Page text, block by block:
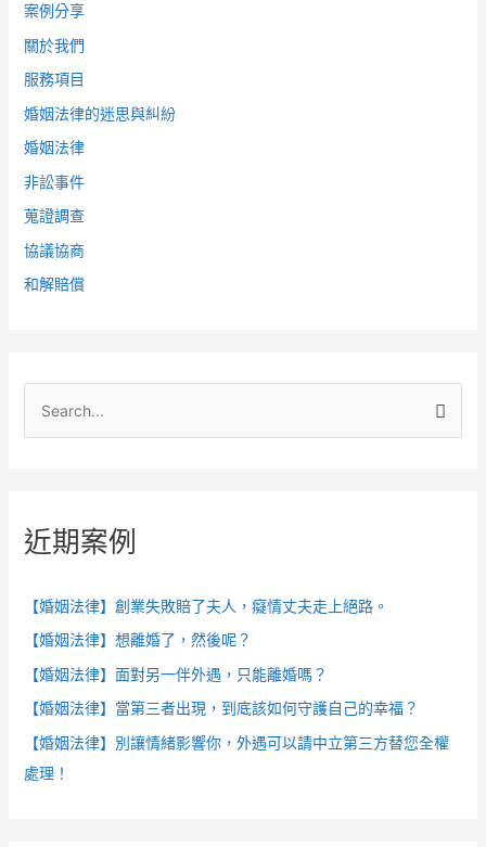
案例分享
關於我們
服務項目
婚姻法律的迷思與糾紛
婚姻法律
非訟事件
蒐證調查
協議協商
和解賠償
字
近期案例
【婚姻法律】創業失敗賠了夫人，癡情丈夫走上絕路。
【婚姻法律】想離婚了，然後呢？
【婚姻法律】面對另一伴外遇，只能離婚嗎？
【婚姻法律】當第三者出現，到底該如何守護自己的幸福？
【婚姻法律】別讓情緒影響你，外遇可以請中立第三方替您全權
處理！